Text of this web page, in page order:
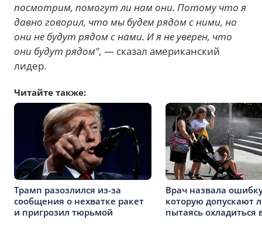
посмотрим, помогут ли нам они. Потому что я
давно говорил, что мы будем рядом с ними, но
они не будут рядом с нами. И я не уверен, что
они будут рядом", — сказал американский
лидер.
Читайте также:
Трамп разозлился из-за
сообщения о нехватке ракет
и пригрозил тюрьмой
Врач назвала
которую допускают
пытаясь охладиться